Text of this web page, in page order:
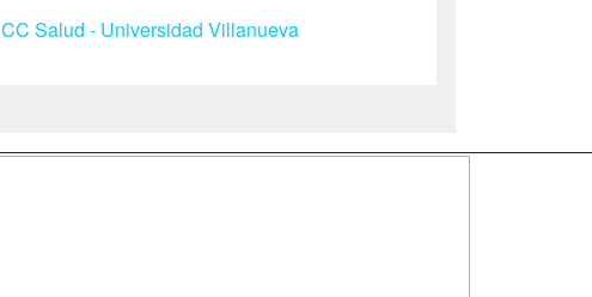
CC Salud - Universidad Villanueva